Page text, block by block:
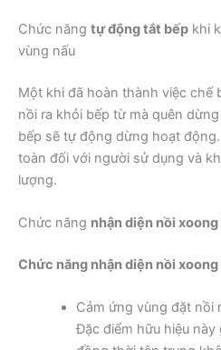
Chức năng tự động tắt bếp khi
vùng nấu
Một khi đã hoàn thành việc chế
nồi ra khỏi bếp từ mà quên
bếp sẽ tự động dừng hoạt
toàn đối với người sử dụng và
lượng.
Chức năng nhận diện nồi xoong
Chức năng nhận diện nồi xoong
Cảm ứng vùng đặt nồi
Đặc điểm hữu hiệu